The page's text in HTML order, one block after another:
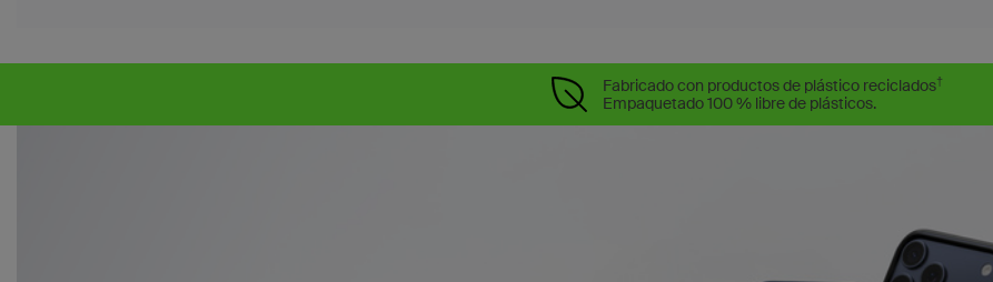
Fabricado con productos de plástico reciclados†
Empaquetado 100 % libre de plásticos.